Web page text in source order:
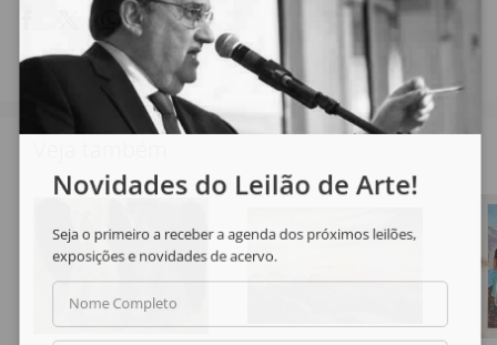
Novidades do Leilão de Arte!
Seja o primeiro a receber a agenda dos próximos leilões,
exposições e novidades de acervo.
Nome Completo